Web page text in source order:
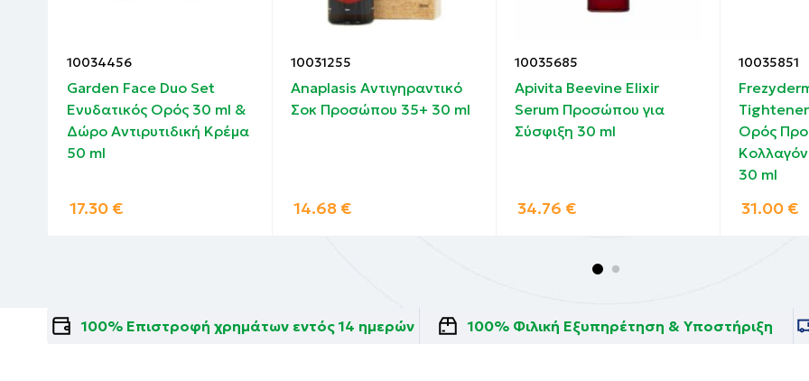
10034456
Garden Face Duo Set
Ενυδατικός Ορός 30 ml &
Δώρο Αντιρυτιδική Κρέμα
50 ml
17.30 €
10031255
Anaplasis Αντιγηραντικό
Σοκ Προσώπου 35+ 30 ml
14.68 €
10035685
Apivita Beevine Elixir
Serum Προσώπου για
Σύσφιξη 30 ml
34.76 €
10035851
Tightener
Ορός
30 ml
31.00 €
100% Επιστροφή χρημάτων εντός 14 ημερών 100% Φιλική Εξυπηρέτηση & Υποστήριξη